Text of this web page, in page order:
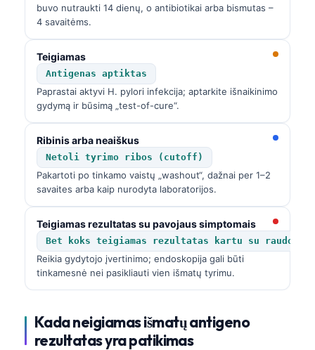
buvo nutraukti 14 dienų, o antibiotikai arba bismutas –
4 savaitėms.
Teigiamas
Antigenas aptiktas
Paprastai aktyvi H. pylori infekcija; aptarkite išnaikinimo
gydymą ir būsimą „test-of-cure“.
Ribinis arba neaiškus
Netoli tyrimo ribos (cutoff)
Pakartoti po tinkamo vaistų „washout“, dažnai per 1–2
savaites arba kaip nurodyta laboratorijos.
Teigiamas rezultatas su pavojaus simptomais
Bet koks teigiamas rezultatas kartu su
Reikia gydytojo įvertinimo; endoskopija gali būti
tinkamesnė nei pasikliauti vien išmatų tyrimu.
Kada neigiamas išmatų antigeno
rezultatas yra patikimas